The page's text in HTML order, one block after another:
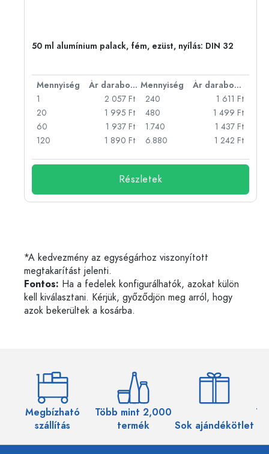
50 ml alumínium palack, fém, ezüst, nyílás: DIN 32
Mennyiség Ár darabonként Mennyiség
Ár darabonként
1
2 057 Ft
20
1 995 Ft
60
1 937 Ft
120
1 890 Ft
240
1 611 Ft
480
1 499 Ft
1.740
1 437 Ft
6.880
1 242 Ft
Részletek
*A kedvezmény az egységárhoz viszonyított
megtakarítást jelenti.
Fontos: Ha a fedelek konfigurálhatók, azokat külön
kell kiválasztani. Kérjük, győződjön meg arról, hogy
azok bekerültek a kosárba.
Megbízható
szállítás
Több mint 2,000
termék
Sok ajándékötlet